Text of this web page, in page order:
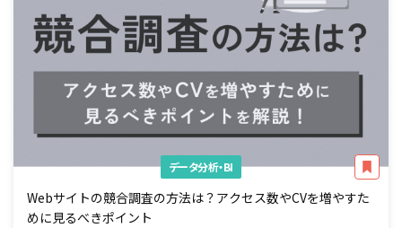
データ分析・BI
Webサイトの競合調査の方法は？アクセス数やCVを増やすた
めに見るべきポイント